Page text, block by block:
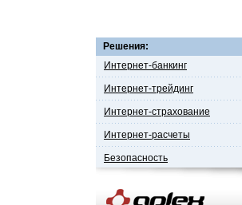
Решения:
Интернет-банкинг
Интернет-трейдинг
Интернет-страхование
Интернет-расчеты
Безопасность